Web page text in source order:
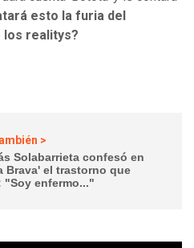
esto la furia del
los realitys?
>
Solabarrieta confesó en
Brava' el trastorno que
"Soy enfermo..."